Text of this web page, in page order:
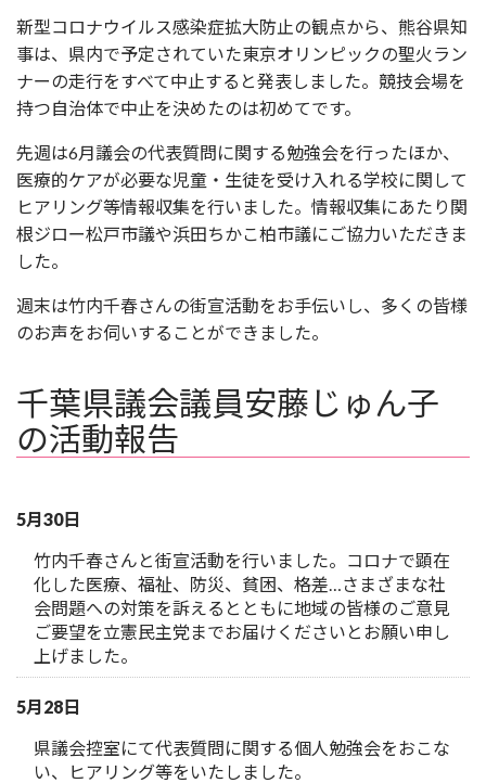
新型コロナウイルス感染症拡大防止の観点から、熊谷県知
事は、県内で予定されていた東京オリンピックの聖火ラン
ナーの走行をすべて中止すると発表しました。競技会場を
持つ自治体で中止を決めたのは初めてです。
先週は6月議会の代表質問に関する勉強会を行ったほか、
医療的ケアが必要な児童・生徒を受け入れる学校に関して
ヒアリング等情報収集を行いました。情報収集にあたり関
根ジロー松戸市議や浜田ちかこ柏市議にご協力いただきま
した。
週末は竹内千春さんの街宣活動をお手伝いし、多くの皆様
のお声をお伺いすることができました。
千葉県議会議員安藤じゅん子
の活動報告
5月30日
竹内千春さんと街宣活動を行いました。コロナで顕在
化した医療、福祉、防災、貧困、格差…さまざまな社
会問題への対策を訴えるとともに地域の皆様のご意見
ご要望を立憲民主党までお届けくださいとお願い申し
上げました。
5月28日
県議会控室にて代表質問に関する個人勉強会をおこな
い、ヒアリング等をいたしました。